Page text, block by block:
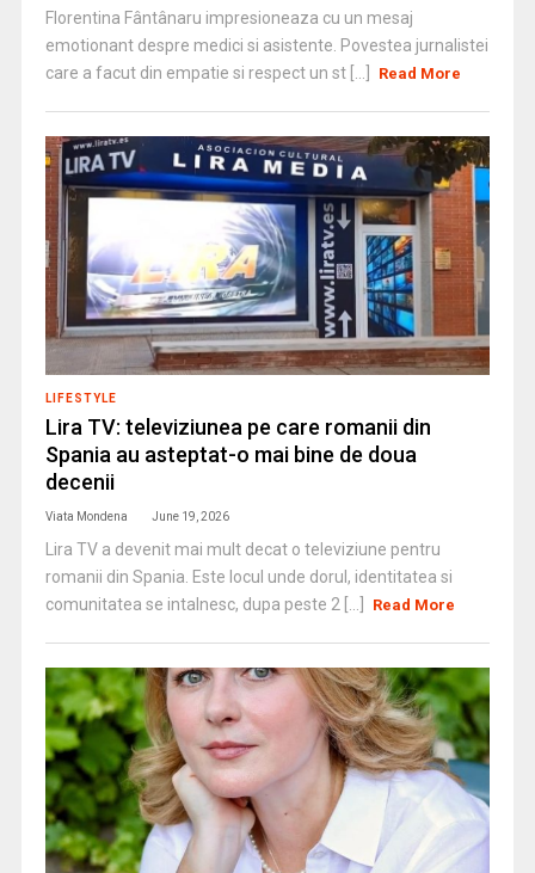
Florentina Fântânaru impresioneaza cu un mesaj
emotionant despre medici si asistente. Povestea jurnalistei
care a facut din empatie si respect un st [...]
Read More
LIFESTYLE
Lira TV: televiziunea pe care romanii din
Spania au asteptat-o mai bine de doua
decenii
Viata Mondena June 19, 2026
Lira TV a devenit mai mult decat o televiziune pentru
romanii din Spania. Este locul unde dorul, identitatea si
comunitatea se intalnesc, dupa peste 2 [...]
Read More